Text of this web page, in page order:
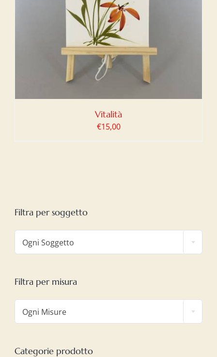
Vitalità
€15,00
Filtra per soggetto
Ogni Soggetto
Filtra per misura
Ogni Misure
Categorie prodotto